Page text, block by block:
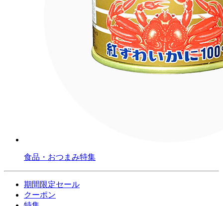
食品・おつまみ特集
期間限定セール
クーポン